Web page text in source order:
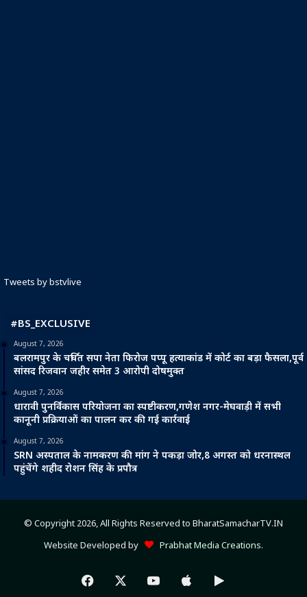
Tweets by bstvlive
#BS_EXCLUSIVE
August 7, 2026
बलरामपुर के चर्चित सपा नेता फिरोज पप्पू हत्याकांड में कोर्ट का बड़ा फैसला,पूर्व
सांसद रिजवान जहीर समेत 3 आरोपी दोषमुक्त
August 7, 2026
धारावी पुनर्विकास परियोजना का स्पष्टीकरण,गणेश नगर-मेघवाड़ी में सभी
कानूनी प्रक्रियाओं का पालन कर की गई कार्रवाई
August 7, 2026
SRN अस्पताल के नामकरण की मांग ने पकड़ा जोर,8 अगस्त को धरनास्थल
पहुंचेंगे शहीद रोशन सिंह के प्रपौत्र
© Copyright 2026, All Rights Reserved to BharatSamacharTV.IN
Website Developed by
Prabhat Media Creations.
Facebook YouTubeAppleGoogle